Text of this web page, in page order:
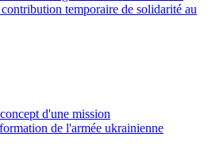
temporaire de solidarité au
d'une mission
de l'armée ukrainienne